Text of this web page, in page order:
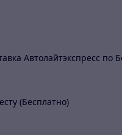
Автолайтэкспресс по
(Бесплатно)